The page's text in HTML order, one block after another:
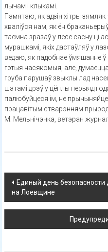
лычам і клыкамі.
Памятаю, як адзін хітры
хваліўся нам, як ён
таемна зразаў у лесе сасну ці
мурашкамі, якіх дастаўляў у
ведаю, як падобнае ўмяшанне ў
гэтыя насякомыя, але,
груба парушаў звыклы лад
шатамі дрэў у цёплы перыяд
палюбуйцеся ім, не
працавітым стварэнням
М. Мельнічэнка, ветэран
Навигация
по
Единый день
на Лоевщине